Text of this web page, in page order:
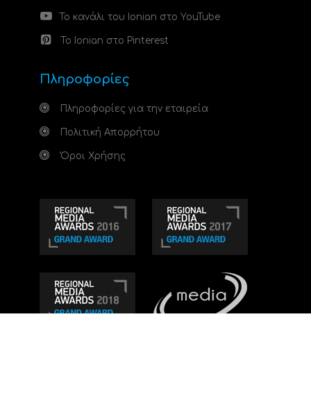
Το κανάλι του Ionian στο YouTube
Το Ionian στο Pinterest
Πληροφορίες
Πληροφορίες για την εταιρεία
Πολιτική Απορρήτου
Όροι Χρήσης